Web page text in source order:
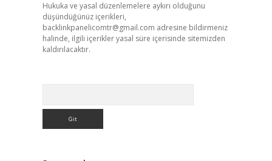
Hukuka ve yasal düzenlemelere aykırı olduğunu
düşündüğünüz içerikleri,
backlinkpanelicomtr@gmail.com adresine bildirmeniz
halinde, ilgili içerikler yasal süre içerisinde sitemizden
kaldırılacaktır.